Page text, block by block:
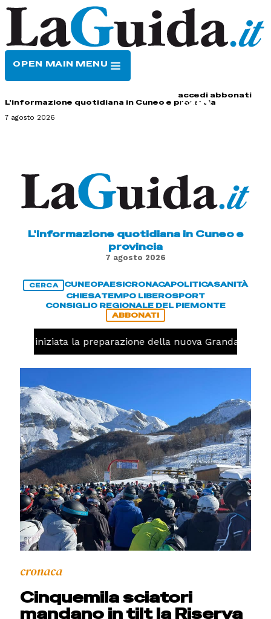
OPEN MAIN MENU
accedi abbonati
L'informazione quotidiana in Cuneo e provincia
7 agosto 2026
L'informazione quotidiana in Cuneo e
provincia
7 agosto 2026
CERCA CUNEOPAESICRONACAPOLITICASANITÀ
CHIESATEMPO LIBEROSPORT
CONSIGLIO REGIONALE DEL PIEMONTE
ABBONATI
iniziata la preparazione della nuova Granda Volley
cronaca
Cinquemila sciatori
mandano in tilt la Riserva